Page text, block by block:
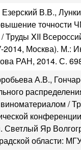
В.В.,
точности
XII
Москва). М.:
РАН, 2014. С.
А.В.,
/
Светлый Яр
области: